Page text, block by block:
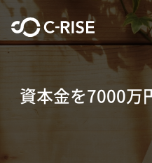
資本金を7000万